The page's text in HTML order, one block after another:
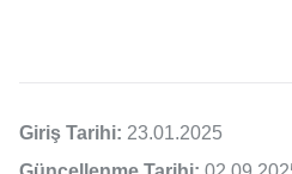
Giriş Tarihi: 23.01.2025